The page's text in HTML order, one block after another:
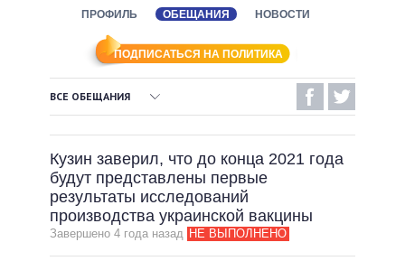
ВЕРХОВНАЯ РАДА
КАБИНЕТ МИНИСТРОВ
ГЛАВЫ ОБЛАДМИНИСТРАЦИЙ
МЭРЫ
ВИДЕО
ПОДДЕРЖАТЬ
СРАВНЕНИЕ ПОЛИТИКОВ
ПРОФИЛЬ ОБЕЩАНИЯ НОВОСТИ
ПОДПИСАТЬСЯ НА ПОЛИТИКА
ВСЕ ОБЕЩАНИЯ
НЕВЫПОЛНЕННЫЕ ОБЕЩАНИЯ
ОБЕЩАНИЯ В ПРОЦЕССЕ
ВСЕ ОБЕЩАНИЯ
АРХИВНЫЕ ОБЕЩАНИЯ
Кузин заверил, что до конца 2021 года
будут представлены первые
результаты исследований
производства украинской вакцины
Завершено 4 года назад НЕ ВЫПОЛНЕНО